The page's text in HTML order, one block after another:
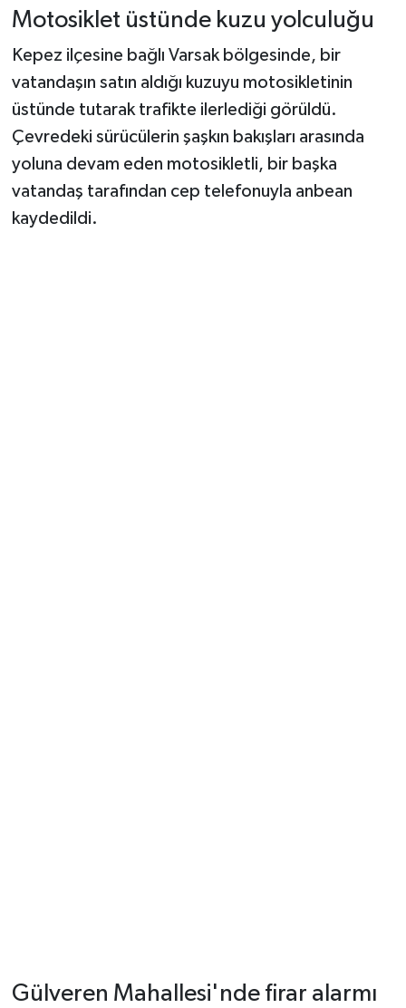
Motosiklet üstünde kuzu yolculuğu
Kepez ilçesine bağlı Varsak bölgesinde, bir
vatandaşın satın aldığı kuzuyu motosikletinin
üstünde tutarak trafikte ilerlediği görüldü.
Çevredeki sürücülerin şaşkın bakışları arasında
yoluna devam eden motosikletli, bir başka
vatandaş tarafından cep telefonuyla anbean
kaydedildi.
Gülveren Mahallesi'nde firar alarmı